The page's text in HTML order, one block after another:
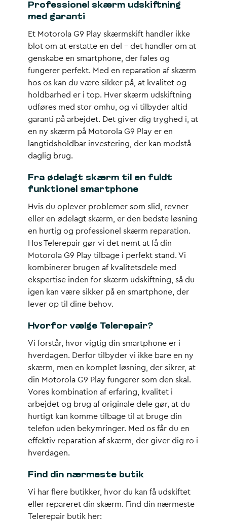
Professionel skærm udskiftning
med garanti
Et Motorola G9 Play skærmskift handler ikke
blot om at erstatte en del – det handler om at
genskabe en smartphone, der føles og
fungerer perfekt. Med en reparation af skærm
hos os kan du være sikker på, at kvalitet og
holdbarhed er i top. Hver skærm udskiftning
udføres med stor omhu, og vi tilbyder altid
garanti på arbejdet. Det giver dig tryghed i, at
en ny skærm på Motorola G9 Play er en
langtidsholdbar investering, der kan modstå
daglig brug.
Fra ødelagt skærm til en fuldt
funktionel smartphone
Hvis du oplever problemer som slid, revner
eller en ødelagt skærm, er den bedste løsning
en hurtig og professionel skærm reparation.
Hos Telerepair gør vi det nemt at få din
Motorola G9 Play tilbage i perfekt stand. Vi
kombinerer brugen af kvalitetsdele med
ekspertise inden for skærm udskiftning, så du
igen kan være sikker på en smartphone, der
lever op til dine behov.
Hvorfor vælge Telerepair?
Vi forstår, hvor vigtig din smartphone er i
hverdagen. Derfor tilbyder vi ikke bare en ny
skærm, men en komplet løsning, der sikrer, at
din Motorola G9 Play fungerer som den skal.
Vores kombination af erfaring, kvalitet i
arbejdet og brug af originale dele gør, at du
hurtigt kan komme tilbage til at bruge din
telefon uden bekymringer. Med os får du en
effektiv reparation af skærm, der giver dig ro i
hverdagen.
Find din nærmeste butik
Vi har flere butikker, hvor du kan få udskiftet
eller repareret din skærm. Find din nærmeste
Telerepair butik her: